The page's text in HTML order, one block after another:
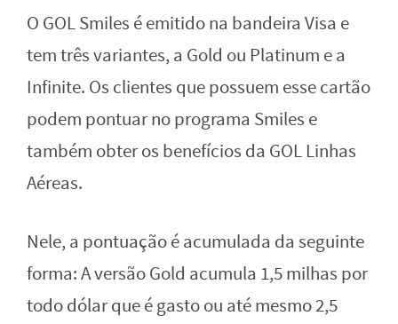
O GOL Smiles é emitido na bandeira Visa e
tem três variantes, a Gold ou Platinum e a
Infinite. Os clientes que possuem esse cartão
podem pontuar no programa Smiles e
também obter os benefícios da GOL Linhas
Aéreas.
Nele, a pontuação é acumulada da seguinte
forma: A versão Gold acumula 1,5 milhas por
todo dólar que é gasto ou até mesmo 2,5